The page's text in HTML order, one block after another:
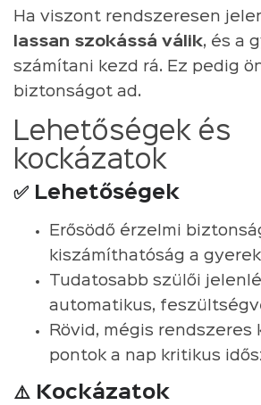
Ha viszont rendszeresen
lassan szokássá válik, és a
számítani kezd rá. Ez pedig
biztonságot ad.
Lehetőségek és
kockázatok
✅ Lehetőségek
Erősödő érzelmi
kiszámíthatóság a
Tudatosabb szülői
automatikus,
Rövid, mégis rendszeres
pontok a nap kritikus
⚠️ Kockázatok